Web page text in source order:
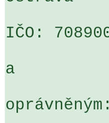
IČO:
a
oprávněným: